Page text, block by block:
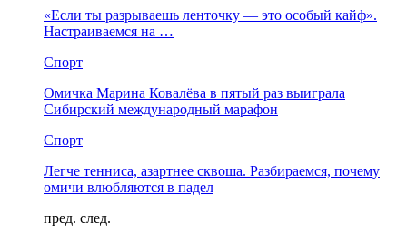
«Если ты разрываешь ленточку — это особый кайф».
Настраиваемся на …
Спорт
Омичка Марина Ковалёва в пятый раз выиграла
Сибирский международный марафон
Спорт
Легче тенниса, азартнее сквоша. Разбираемся, почему
омичи влюбляются в падел
пред. след.